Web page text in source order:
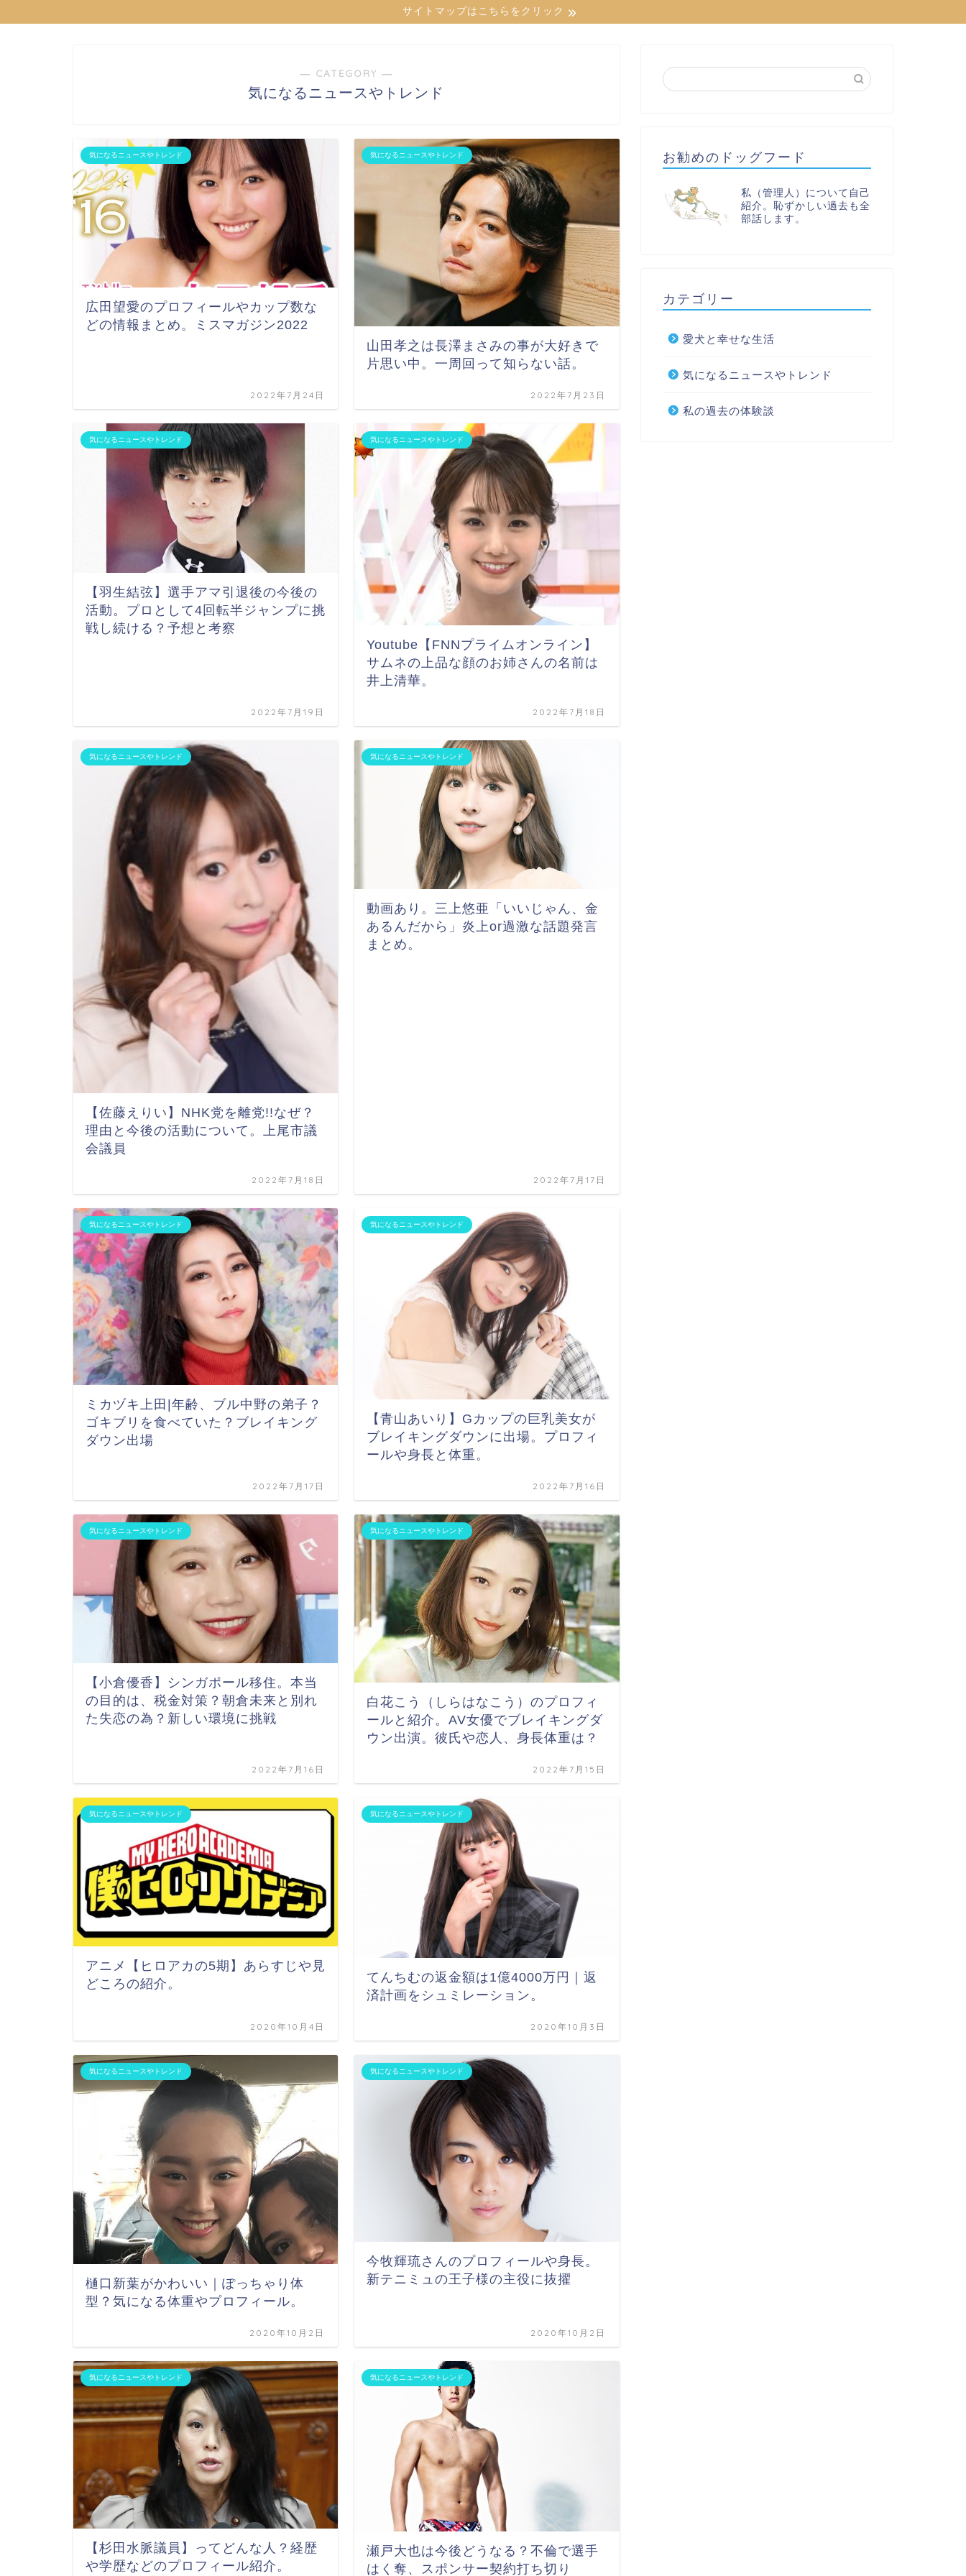
サイトマップはこちらをクリック
― CATEGORY ―
気になるニュースやトレンド
気になるニュースやトレンド
広田望愛のプロフィールやカップ数な
どの情報まとめ。ミスマガジン2022
2022年7月24日
気になるニュースやトレンド
山田孝之は長澤まさみの事が大好きで
片思い中。一周回って知らない話。
2022年7月23日
気になるニュースやトレンド
【羽生結弦】選手アマ引退後の今後の
活動。プロとして4回転半ジャンプに挑
戦し続ける？予想と考察
2022年7月19日
気になるニュースやトレンド
Youtube【FNNプライムオンライン】
サムネの上品な顔のお姉さんの名前は
井上清華。
2022年7月18日
気になるニュースやトレンド
【佐藤えりい】NHK党を離党!!なぜ？
理由と今後の活動について。上尾市議
会議員
2022年7月18日
気になるニュースやトレンド
動画あり。三上悠亜「いいじゃん、金
あるんだから」炎上or過激な話題発言
まとめ。
2022年7月17日
気になるニュースやトレンド
ミカヅキ上田|年齢、ブル中野の弟子？
ゴキブリを食べていた？ブレイキング
ダウン出場
2022年7月17日
気になるニュースやトレンド
【青山あいり】Gカップの巨乳美女が
ブレイキングダウンに出場。プロフィ
ールや身長と体重。
2022年7月16日
気になるニュースやトレンド
【小倉優香】シンガポール移住。本当
の目的は、税金対策？朝倉未来と別れ
た失恋の為？新しい環境に挑戦
2022年7月16日
気になるニュースやトレンド
白花こう（しらはなこう）のプロフィ
ールと紹介。AV女優でブレイキングダ
ウン出演。彼氏や恋人、身長体重は？
2022年7月15日
気になるニュースやトレンド
アニメ【ヒロアカの5期】あらすじや見
どころの紹介。
2020年10月4日
気になるニュースやトレンド
てんちむの返金額は1億4000万円｜返
済計画をシュミレーション。
2020年10月3日
気になるニュースやトレンド
樋口新葉がかわいい｜ぽっちゃり体
型？気になる体重やプロフィール。
2020年10月2日
気になるニュースやトレンド
今牧輝琉さんのプロフィールや身長。
新テニミュの王子様の主役に抜擢
2020年10月2日
気になるニュースやトレンド
【杉田水脈議員】ってどんな人？経歴
や学歴などのプロフィール紹介。
気になるニュースやトレンド
瀬戸大也は今後どうなる？不倫で選手
はく奪、スポンサー契約打ち切り
お勧めのドッグフード
私（管理人）について自己
紹介。恥ずかしい過去も全
部話します。
カテゴリー
愛犬と幸せな生活
気になるニュースやトレンド
私の過去の体験談